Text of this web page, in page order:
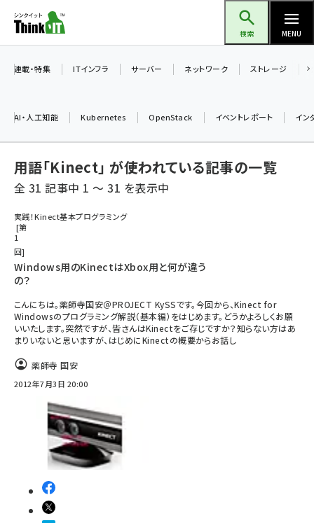
ン
ツ
検索 MENU
ai (2508)
加藤銘のチーム貢献～仲間と築いた勝利の絆～ (2329)
iot女子会 (2295)
drupal (1966)
abc123 (1371)
ai crunch (1365)
連載・特集 ITインフラ サーバー ネットワーク ストレージ
AI・人工知能 Kubernetes OpenStack イベントレポート イン
用語「Kinect」 が使われている記事の一覧
全 31 記事中 1 ～ 31 を表示中
実践！Kinect基本プログラミング
第
1
回
Windows用のKinectはXbox用と何が違う
の？
こんにちは。薬師寺国安＠PROJECT KySSです。今回から、Kinect for
Windowsのプログラミング解説（基本編）をはじめます。どうかよろしくお願
いいたします。突然ですが、皆さんはKinectをご存じですか？知らない方はあ
まりいないと思いますが、はじめにKinectの概要からお話し
薬師寺 国安
2012年7月3日 20:00